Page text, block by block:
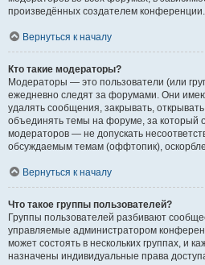
произведённых создателем конференции.
Вернуться к началу
Кто такие модераторы?
Модераторы — это пользователи (или
ежедневно следят за форумами. Они
удалять сообщения, закрывать,
объединять темы на форуме, за который
модераторов — не допускать
обсуждаемым темам (оффтопик),
Вернуться к началу
Что такое группы пользователей?
Группы пользователей разбивают
управляемые администратором
может состоять в нескольких группах, и
назначены индивидуальные права